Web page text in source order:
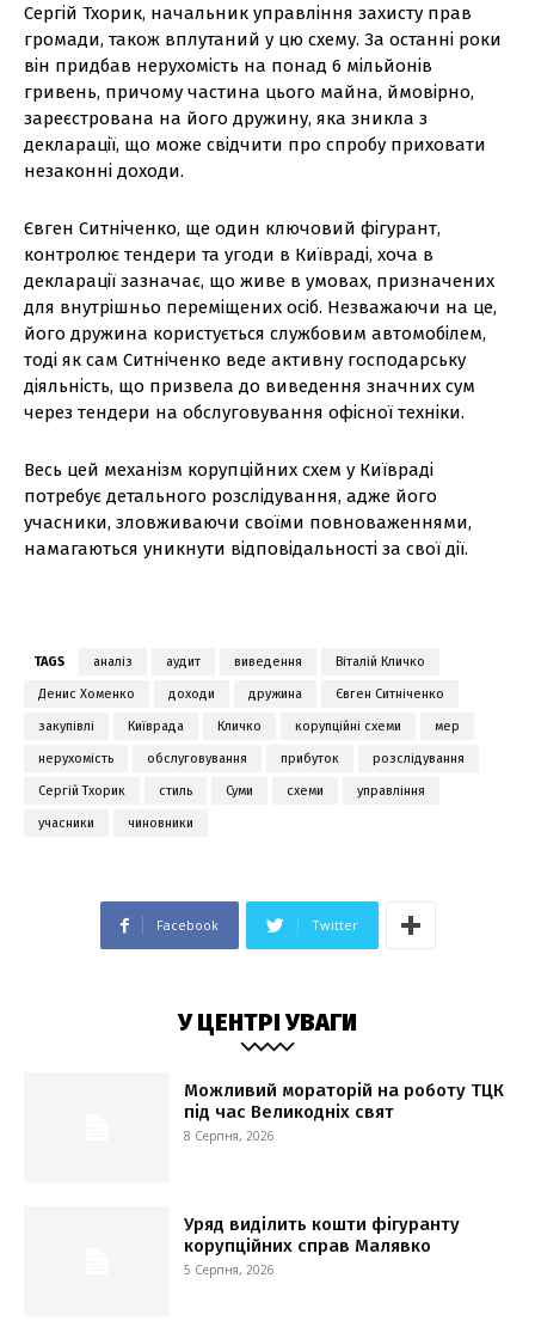
Сергій Тхорик, начальник управління захисту прав
громади, також вплутаний у цю схему. За останні роки
він придбав нерухомість на понад 6 мільйонів
гривень, причому частина цього майна, ймовірно,
зареєстрована на його дружину, яка зникла з
декларації, що може свідчити про спробу приховати
незаконні доходи.
Євген Ситніченко, ще один ключовий фігурант,
контролює тендери та угоди в Київраді, хоча в
декларації зазначає, що живе в умовах, призначених
для внутрішньо переміщених осіб. Незважаючи на це,
його дружина користується службовим автомобілем,
тоді як сам Ситніченко веде активну господарську
діяльність, що призвела до виведення значних сум
через тендери на обслуговування офісної техніки.
Весь цей механізм корупційних схем у Київраді
потребує детального розслідування, адже його
учасники, зловживаючи своїми повноваженнями,
намагаються уникнути відповідальності за свої дії.
TAGS аналіз аудит виведення Віталій Кличко
Денис Хоменко доходи дружина Євген Ситніченко
закупівлі Київрада Кличко корупційні схеми мер
нерухомість обслуговування прибуток розслідування
Сергій Тхорик стиль Суми схеми управління
учасники чиновники
Facebook Twitter
У ЦЕНТРІ УВАГИ
Можливий мораторій на роботу ТЦК
під час Великодніх свят
8 Серпня, 2026
Уряд виділить кошти фігуранту
корупційних справ Малявко
5 Серпня, 2026